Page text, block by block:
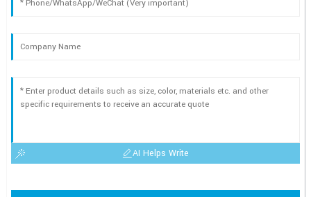
AI Helps Write